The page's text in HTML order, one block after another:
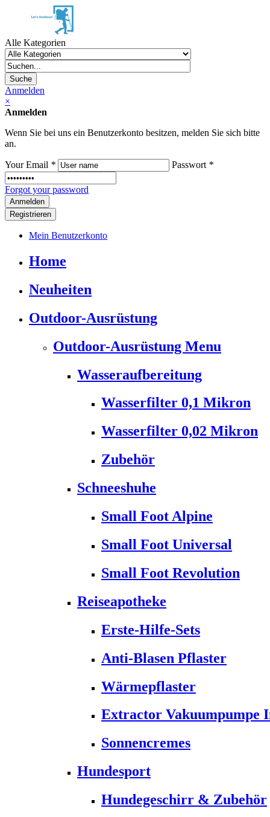
Alle Kategorien
Suche
Anmelden
×
Anmelden
Wenn Sie bei uns ein Benutzerkonto besitzen, melden Sie sich bitte
an.
Your Email * Passwort *
Forgot your password
Registrieren
Mein Benutzerkonto
Home
Neuheiten
Outdoor-Ausrüstung
Outdoor-Ausrüstung Menu
Wasseraufbereitung
Wasserfilter 0,1 Mikron
Wasserfilter 0,02 Mikron
Zubehör
Schneeshuhe
Small Foot Alpine
Small Foot Universal
Small Foot Revolution
Reiseapotheke
Erste-Hilfe-Sets
Anti-Blasen Pflaster
Wärmepflaster
Extractor Vakuumpumpe
Sonnencremes
Hundesport
Hundegeschirr & Zubehör